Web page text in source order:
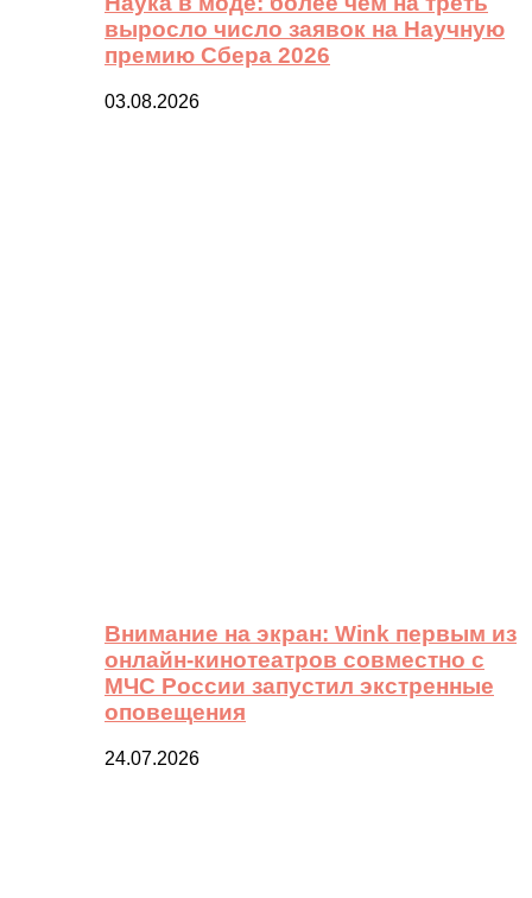
выросло число заявок на Научную
премию Сбера 2026
03.08.2026
Внимание на экран: Wink первым из
онлайн-кинотеатров совместно с
МЧС России запустил экстренные
оповещения
24.07.2026